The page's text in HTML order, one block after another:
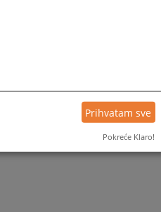
Prihvatam sve
Pokreće Klaro!